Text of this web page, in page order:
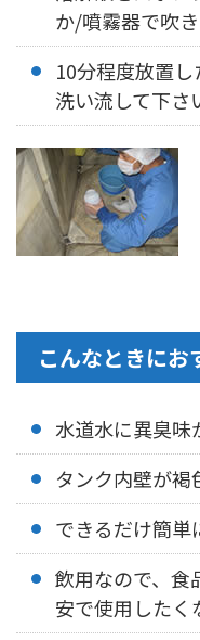
か/噴霧器で吹
10分程度放置
洗い流して下さ
こんなときにお
水道水に異臭味
タンク内壁が褐
できるだけ簡単
飲用なので、食
安で使用したく